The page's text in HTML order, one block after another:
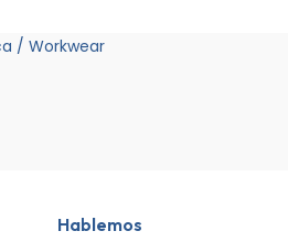
/ Workwear
Hablemos